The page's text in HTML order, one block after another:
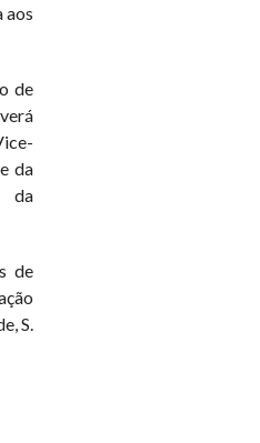
aos
de
da
da
de
S.